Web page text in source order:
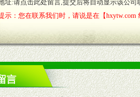
）
。
资金实力。
端网点和销售渠道。
覆盖区域的流通渠道，孕婴童渠道，医药
识，投入意识和配合意识。
址:请点击此处留言,提交后将自动显示该公司
示：您在联系我们时，请说是在【hxytw.com